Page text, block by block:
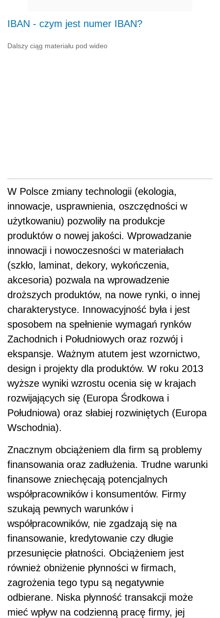
IBAN - czym jest numer IBAN?
Dalszy ciąg materiału pod wideo
W Polsce zmiany technologii (ekologia,
innowacje, usprawnienia, oszczędności w
użytkowaniu) pozwoliły na produkcje
produktów o nowej jakości. Wprowadzanie
innowacji i nowoczesności w materiałach
(szkło, laminat, dekory, wykończenia,
akcesoria) pozwala na wprowadzenie
droższych produktów, na nowe rynki, o innej
charakterystyce. Innowacyjność była i jest
sposobem na spełnienie wymagań rynków
Zachodnich i Południowych oraz rozwój i
ekspansje. Ważnym atutem jest wzornictwo,
design i projekty dla produktów. W roku 2013
wyższe wyniki wzrostu ocenia się w krajach
rozwijających się (Europa Środkowa i
Południowa) oraz słabiej rozwiniętych (Europa
Wschodnia).
Znacznym obciążeniem dla firm są problemy
finansowania oraz zadłużenia. Trudne warunki
finansowe zniechęcają potencjalnych
współpracowników i konsumentów. Firmy
szukają pewnych warunków i
współpracowników, nie zgadzają się na
finansowanie, kredytowanie czy długie
przesunięcie płatności. Obciążeniem jest
również obniżenie płynności w firmach,
zagrożenia tego typu są negatywnie
odbierane. Niska płynność transakcji może
mieć wpływ na codzienną pracę firmy, jej